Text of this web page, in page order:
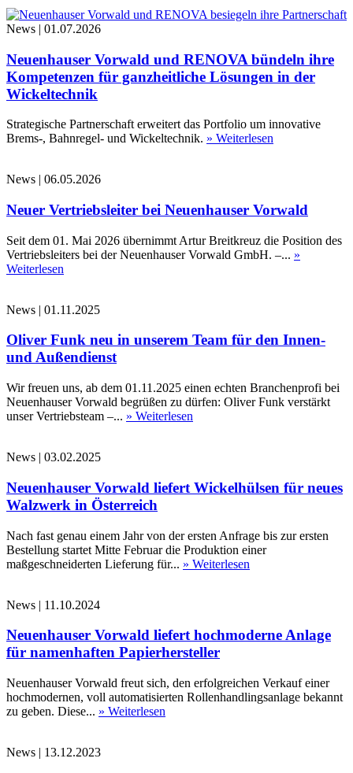
News | 01.07.2026
Neuenhauser Vorwald und RENOVA bündeln ihre
Kompetenzen für ganzheitliche Lösungen in der
Wickeltechnik
Strategische Partnerschaft erweitert das Portfolio um innovative
Brems-, Bahnregel- und Wickeltechnik. » Weiterlesen
News | 06.05.2026
Neuer Vertriebsleiter bei Neuenhauser Vorwald
Seit dem 01. Mai 2026 übernimmt Artur Breitkreuz die Position des
Vertriebsleiters bei der Neuenhauser Vorwald GmbH. –... »
Weiterlesen
News | 01.11.2025
Oliver Funk neu in unserem Team für den Innen-
und Außendienst
Wir freuen uns, ab dem 01.11.2025 einen echten Branchenprofi bei
Neuenhauser Vorwald begrüßen zu dürfen: Oliver Funk verstärkt
unser Vertriebsteam –... » Weiterlesen
News | 03.02.2025
Neuenhauser Vorwald liefert Wickelhülsen für neues
Walzwerk in Österreich
Nach fast genau einem Jahr von der ersten Anfrage bis zur ersten
Bestellung startet Mitte Februar die Produktion einer
maßgeschneiderten Lieferung für... » Weiterlesen
News | 11.10.2024
Neuenhauser Vorwald liefert hochmoderne Anlage
für namenhaften Papierhersteller
Neuenhauser Vorwald freut sich, den erfolgreichen Verkauf einer
hochmodernen, voll automatisierten Rollenhandlingsanlage bekannt
zu geben. Diese... » Weiterlesen
News | 13.12.2023